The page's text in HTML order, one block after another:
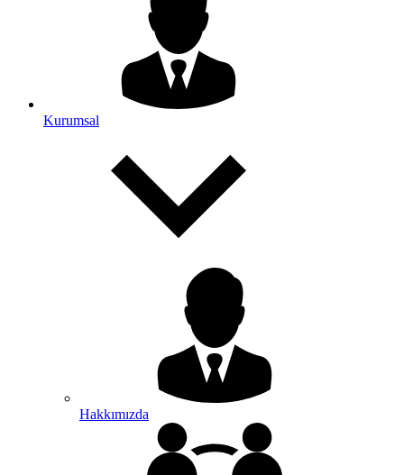
Kurumsal
Hakkımızda